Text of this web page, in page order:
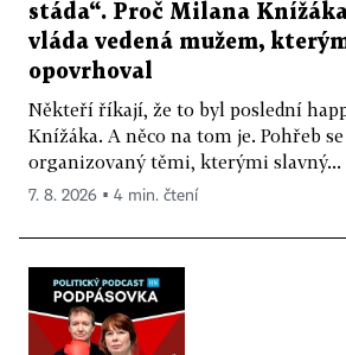
stáda“. Proč Milana
vláda vedená mužem,
opovrhoval
Někteří říkají, že to byl poslední
Knížáka. A něco na tom je. Pohřeb
organizovaný těmi, kterými slavný...
7. 8. 2026 ▪ 4 min. čtení